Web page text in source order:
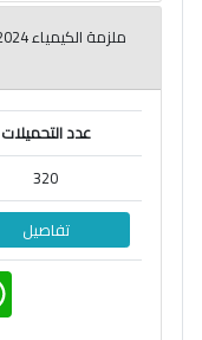
A
p
p
عدد التحميلات
320
تفاصيل